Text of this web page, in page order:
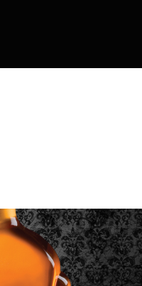
Premium